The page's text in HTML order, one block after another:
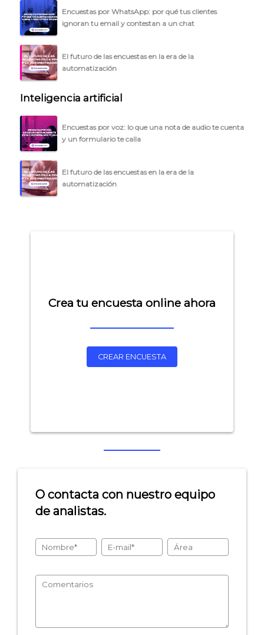
BLOG
ACCEDER →
Explorar categorías:
- Artículos destacados
- Encuesta.com
- Encuestas de NPS
- Encuestas de satisfacción de cliente
Encuestas por WhatsApp: por qué tus clientes
ignoran tu email y contestan a un chat
El futuro de las encuestas en la era de la
automatización
Inteligencia artificial
Encuestas por voz: lo que una nota de audio te cuenta
y un formulario te calla
El futuro de las encuestas en la era de la
automatización
Crea tu encuesta online ahora
CREAR ENCUESTA
O contacta con nuestro equipo
de analistas.